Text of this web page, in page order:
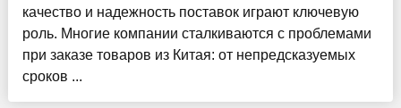
качество и надежность поставок играют ключевую
роль. Многие компании сталкиваются с проблемами
при заказе товаров из Китая: от непредсказуемых
сроков ...